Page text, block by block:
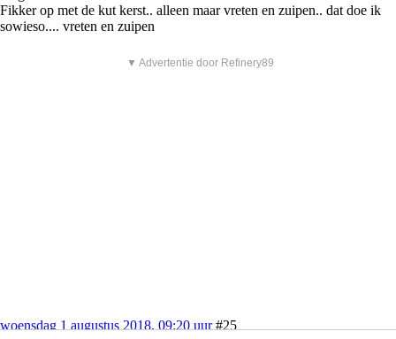
Fikker op met de kut kerst.. alleen maar vreten en zuipen.. dat doe ik
sowieso.... vreten en zuipen
▼ Advertentie door Refinery89
woensdag 1 augustus 2018, 09:20 uur #25